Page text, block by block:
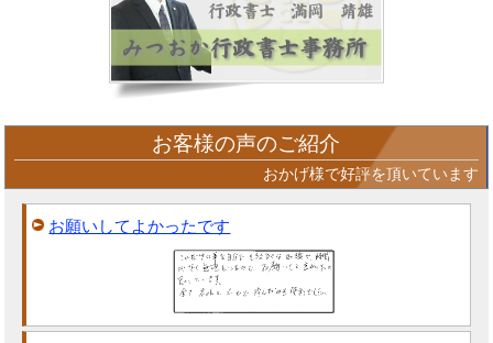
お客様の声のご紹介
おかげ様で好評を頂いています
お願いしてよかったです